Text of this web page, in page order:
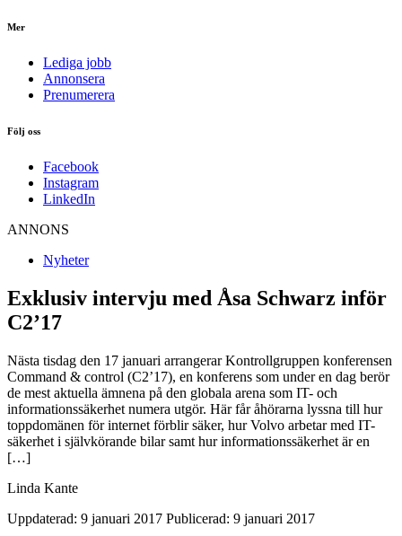
Mer
Lediga jobb
Annonsera
Prenumerera
Följ oss
Facebook
Instagram
LinkedIn
ANNONS
Nyheter
Exklusiv intervju med Åsa Schwarz inför
C2’17
Nästa tisdag den 17 januari arrangerar Kontrollgruppen konferensen
Command & control (C2’17), en konferens som under en dag berör
de mest aktuella ämnena på den globala arena som IT- och
informationssäkerhet numera utgör. Här får åhörarna lyssna till hur
toppdomänen för internet förblir säker, hur Volvo arbetar med IT-
säkerhet i självkörande bilar samt hur informationssäkerhet är en
[…]
Linda Kante
Uppdaterad: 9 januari 2017 Publicerad: 9 januari 2017